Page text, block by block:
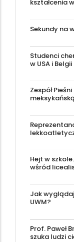
kształcenia
Sekundy na
Studenci
w USA i Belgii
Zespół
Hejt w
wśród
Jak
UWM?
Prof. Paweł
szuka ludzi